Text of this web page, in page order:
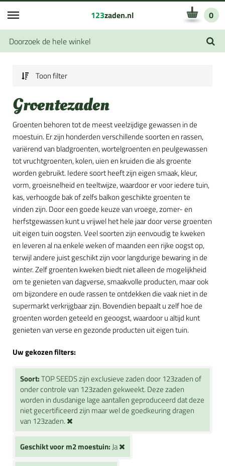
123zaden.nl 0
Toon filter
Groentezaden
Groenten behoren tot de meest veelzijdige gewassen in de
moestuin. Er zijn honderden verschillende soorten en rassen,
variërend van bladgroenten, wortelgroenten en peulgewassen
tot vruchtgroenten, kolen, uien en kruiden die als groente
worden gebruikt. Iedere soort heeft zijn eigen smaak, kleur,
vorm, groeisnelheid en teeltwijze, waardoor er voor iedere tuin,
kas, verhoogde bak of zelfs balkon geschikte groenten te
vinden zijn. Door een goede keuze van vroege, zomer- en
herfstgewassen kunt u vrijwel het hele jaar door verse groenten
uit eigen tuin oogsten. Veel soorten zijn eenvoudig te kweken
en leveren al na enkele weken of maanden een rijke oogst op,
terwijl andere juist geschikt zijn voor langdurige bewaring in de
winter. Zelf groenten kweken biedt niet alleen de mogelijkheid
om te genieten van dagverse, smaakvolle producten, maar ook
om bijzondere en oude rassen te ontdekken die vaak niet in de
supermarkt verkrijgbaar zijn. Bovendien bepaalt u zelf hoe de
groenten worden geteeld en geoogst, waardoor u altijd kunt
genieten van verse en gezonde producten uit eigen tuin.
Uw gekozen filters:
Soort:TOP SEEDS zijn exclusieve zaden door 123zaden of
onder controle van 123zaden gekweekt. Deze zaden
worden in dusdanige lage aantallen geproduceerd dat deze
niet gecertificeerd zijn maar wel de goedkeuring dragen
van 123zaden.
Geschikt voor m2 moestuin:Ja